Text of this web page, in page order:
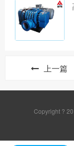
上一篇
Copyright ?